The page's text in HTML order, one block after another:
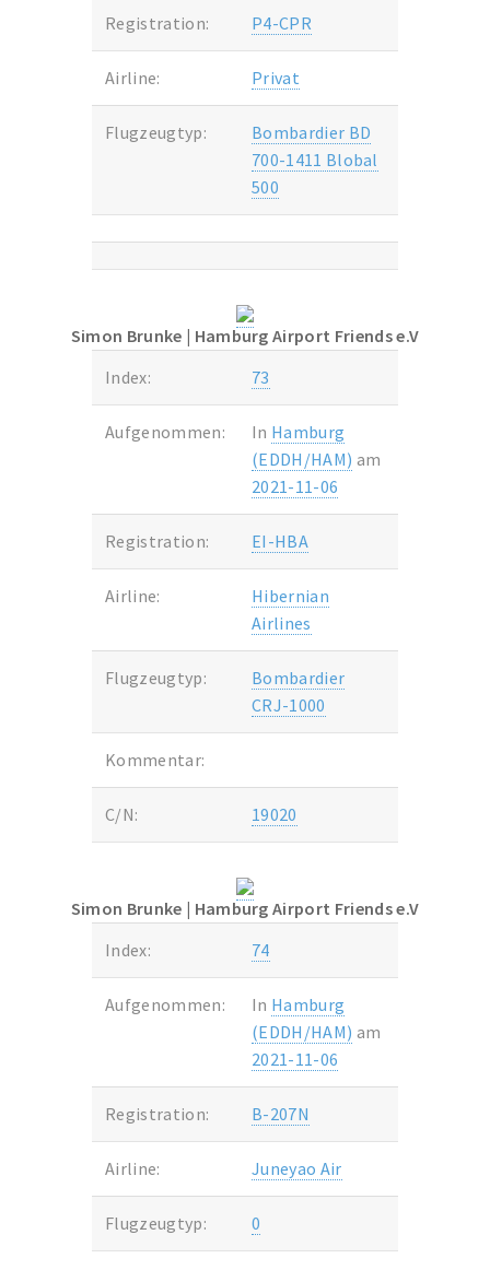
Registration: P4-CPR
Airline: Privat
Flugzeugtyp:
Bombardier BD
700-1411 Blobal
500
Simon Brunke | Hamburg Airport Friends e.V
Index:
73
Aufgenommen: In Hamburg
(EDDH/HAM) am
2021-11-06
Registration: EI-HBA
Airline:
Hibernian
Airlines
Flugzeugtyp:
Bombardier
CRJ-1000
Kommentar:
C/N: 19020
Simon Brunke | Hamburg Airport Friends e.V
Index:
74
Aufgenommen: In Hamburg
(EDDH/HAM) am
2021-11-06
Registration: B-207N
Airline: Juneyao Air
Flugzeugtyp: 0